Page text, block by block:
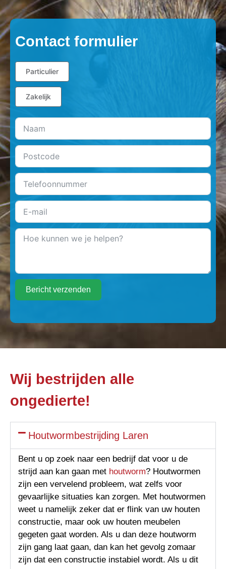
Contact formulier
Particulier
Zakelijk
Bericht verzenden
Wij bestrijden alle
ongedierte!
Houtwormbestrijding Laren
Bent u op zoek naar een bedrijf dat voor u de
strijd aan kan gaan met houtworm? Houtwormen
zijn een vervelend probleem, wat zelfs voor
gevaarlijke situaties kan zorgen. Met houtwormen
weet u namelijk zeker dat er flink van uw houten
constructie, maar ook uw houten meubelen
gegeten gaat worden. Als u dan deze houtworm
zijn gang laat gaan, dan kan het gevolg zomaar
zijn dat een constructie instabiel wordt. Als u dit